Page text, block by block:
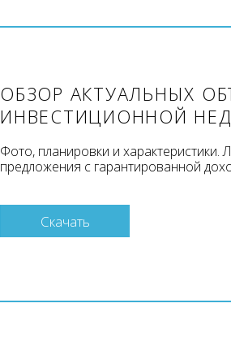
ОБЗОР АКТУАЛЬНЫХ
ИНВЕСТИЦИОННОЙ
Фото, планировки и характеристики.
предложения с гарантированной
Скачать